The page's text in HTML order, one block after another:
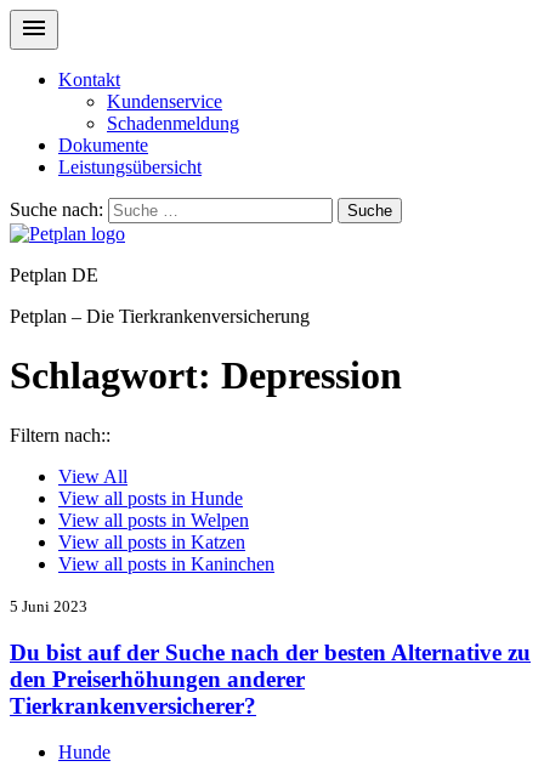
Kontakt
Kundenservice
Schadenmeldung
Dokumente
Leistungsübersicht
Suche nach: Suche
Petplan DE
Petplan – Die Tierkrankenversicherung
Schlagwort: Depression
Filtern nach::
View All
View all posts in Hunde
View all posts in Welpen
View all posts in Katzen
View all posts in Kaninchen
5 Juni 2023
Du bist auf der Suche nach der besten Alternative zu
den Preiserhöhungen anderer
Tierkrankenversicherer?
Hunde